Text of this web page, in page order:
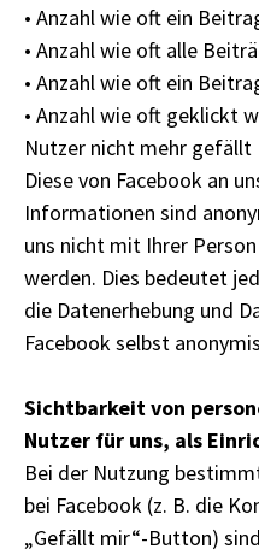
• Anzahl wie oft ein
• Anzahl wie oft alle
• Anzahl wie oft ein
• Anzahl wie oft geklickt
Nutzer nicht mehr gefällt
Diese von Facebook an
Informationen sind
uns nicht mit Ihrer
werden. Dies bedeutet
die Datenerhebung und
Facebook selbst
Sichtbarkeit von
Nutzer für uns, als
Bei der Nutzung
bei Facebook (z. B. die
„Gefällt mir“-Button)